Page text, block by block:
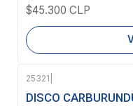
$45.300 CLP
Agotado
25321
DISCO